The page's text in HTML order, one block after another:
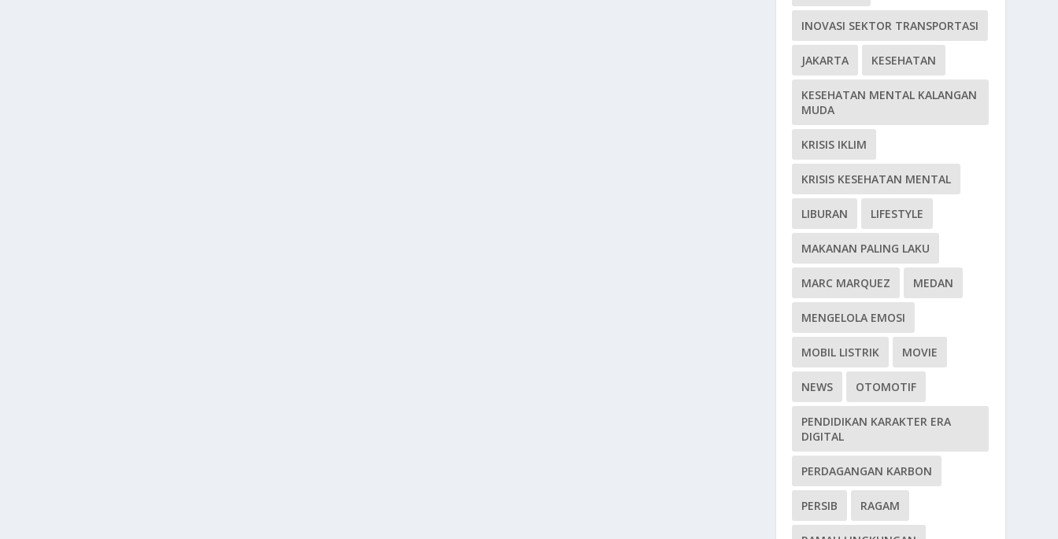
INOVASI SEKTOR TRANSPORTASI
JAKARTA KESEHATAN
KESEHATAN MENTAL KALANGAN
MUDA
KRISIS IKLIM
KRISIS KESEHATAN MENTAL
LIBURAN LIFESTYLE
MAKANAN PALING LAKU
MARC MARQUEZ MEDAN
MENGELOLA EMOSI
MOBIL LISTRIK MOVIE
NEWS OTOMOTIF
PENDIDIKAN KARAKTER ERA
DIGITAL
PERDAGANGAN KARBON
PERSIB RAGAM